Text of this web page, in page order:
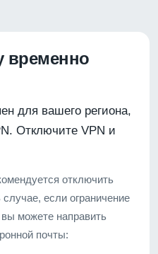
временно
для вашего региона,
Отключите VPN и
отключить
если ограничение
можете направить
почты: